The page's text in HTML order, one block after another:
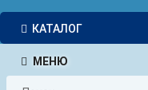
КАТАЛОГ
МЕНЮ